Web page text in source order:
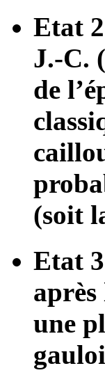
Etat
J.-C.
de
(soit
Etat
après
une